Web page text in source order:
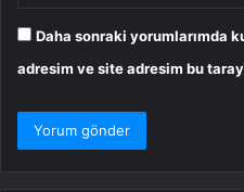
Daha sonraki yorumlarımda
adresim ve site adresim bu